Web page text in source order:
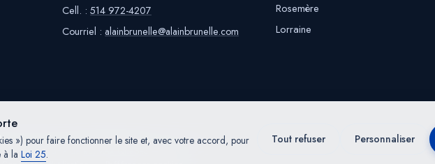
») pour faire fonctionner le site et, avec votre accord, pour
à la Loi 25.
Tout refuser Personnaliser
Cell. : 514 972-4207
Courriel : alainbrunelle@alainbrunelle.com
Rosemère
Lorraine
et autonome de